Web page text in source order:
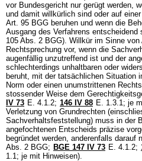
vor Bundesgericht nur gerügt werden,
und damit willkürlich sind oder auf
Art. 95 BGG beruhen und wenn die
Ausgang des Verfahrens entscheidend
105 Abs. 2 BGG). Willkür im Sinne von
Rechtsprechung vor, wenn die
augenfällig unzutreffend ist und der
schlechterdings unhaltbaren oder
beruht, mit der tatsächlichen Situation
Norm oder einen unumstrittenen
stossender Weise dem
IV 73 E. 4.1.2; 146 IV 88 E. 1.3.1; je
Verletzung von Grundrechten
Sachverhaltsfeststellung) muss in der
angefochtenen Entscheids präzise
begründet werden, anderenfalls darauf
Abs. 2 BGG; BGE 147 IV 73 E. 4.1.2;
1.1; je mit Hinweisen).